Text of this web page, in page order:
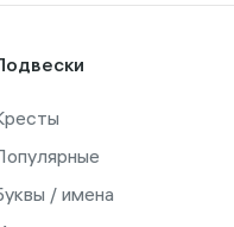
/ имена